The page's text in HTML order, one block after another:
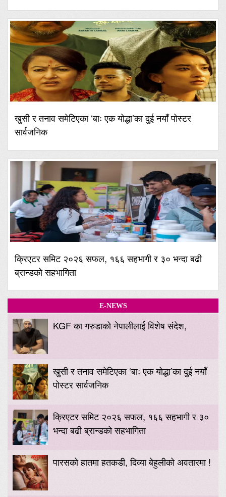
खुसी र तनाव समेटिएका ‘बाः एक योद्धा’का दुई नयाँ पोस्टर
सार्वजनिक
क्रिएटर समिट २०२६ सफल, १६६ सहभागी र ३० भन्दा बढी
ब्रान्डको सहभागिता
E-NEWS
KGF का गरुडाको नेपालीलाई विशेष संदेश,
खुसी र तनाव समेटिएका ‘बाः एक योद्धा’का दुई नयाँ
पोस्टर सार्वजनिक
क्रिएटर समिट २०२६ सफल, १६६ सहभागी र ३०
भन्दा बढी ब्रान्डको सहभागिता
पारसको हातमा हतकडी, दिव्या बेहुलीको अवतारमा !